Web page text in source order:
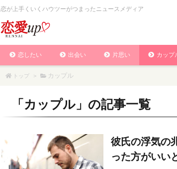
恋が上手くいくハウツーがつまったニュースメディア
恋したい 出会い 片思い カップ
トップ > カップル
「 カップル 」の記事一覧
彼氏の浮気の
った方がいい